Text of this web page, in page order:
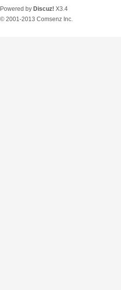
Powered by Discuz! X3.4
© 2001-2013 Comsenz Inc.